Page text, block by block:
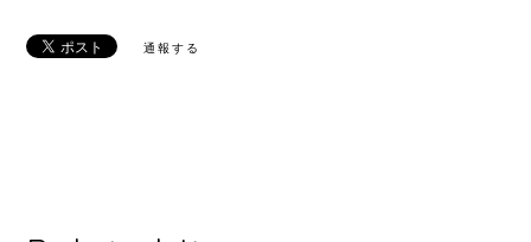
通報する